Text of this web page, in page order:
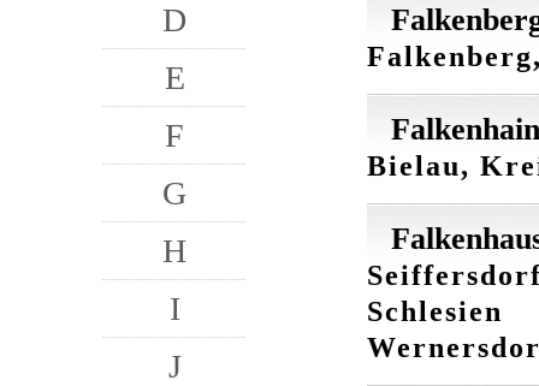
Bielau,
Schlesien
D
E
F
G
H
I
J